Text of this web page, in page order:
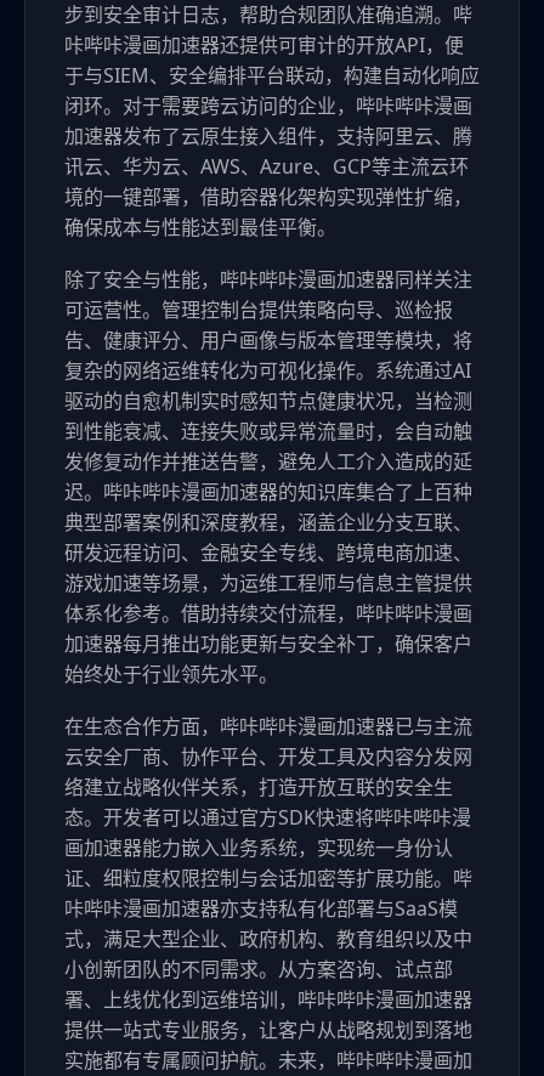
步到安全审计日志，帮助合规团队准确追溯。哔
咔哔咔漫画加速器还提供可审计的开放API，便
于与SIEM、安全编排平台联动，构建自动化响应
闭环。对于需要跨云访问的企业，哔咔哔咔漫画
加速器发布了云原生接入组件，支持阿里云、腾
讯云、华为云、AWS、Azure、GCP等主流云环
境的一键部署，借助容器化架构实现弹性扩缩，
确保成本与性能达到最佳平衡。
除了安全与性能，哔咔哔咔漫画加速器同样关注
可运营性。管理控制台提供策略向导、巡检报
告、健康评分、用户画像与版本管理等模块，将
复杂的网络运维转化为可视化操作。系统通过AI
驱动的自愈机制实时感知节点健康状况，当检测
到性能衰减、连接失败或异常流量时，会自动触
发修复动作并推送告警，避免人工介入造成的延
迟。哔咔哔咔漫画加速器的知识库集合了上百种
典型部署案例和深度教程，涵盖企业分支互联、
研发远程访问、金融安全专线、跨境电商加速、
游戏加速等场景，为运维工程师与信息主管提供
体系化参考。借助持续交付流程，哔咔哔咔漫画
加速器每月推出功能更新与安全补丁，确保客户
始终处于行业领先水平。
在生态合作方面，哔咔哔咔漫画加速器已与主流
云安全厂商、协作平台、开发工具及内容分发网
络建立战略伙伴关系，打造开放互联的安全生
态。开发者可以通过官方SDK快速将哔咔哔咔漫
画加速器能力嵌入业务系统，实现统一身份认
证、细粒度权限控制与会话加密等扩展功能。哔
咔哔咔漫画加速器亦支持私有化部署与SaaS模
式，满足大型企业、政府机构、教育组织以及中
小创新团队的不同需求。从方案咨询、试点部
署、上线优化到运维培训，哔咔哔咔漫画加速器
提供一站式专业服务，让客户从战略规划到落地
实施都有专属顾问护航。未来，哔咔哔咔漫画加